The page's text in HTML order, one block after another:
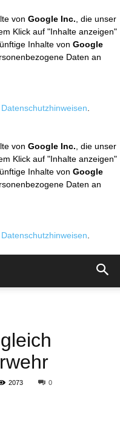
von Google Inc. , die unser
Klick auf "Inhalte anzeigen"
Inhalte von Google
Daten an
Datenschutzhinweisen
von Google Inc. , die unser
Klick auf "Inhalte anzeigen"
Inhalte von Google
Daten an
Datenschutzhinweisen
2073 0